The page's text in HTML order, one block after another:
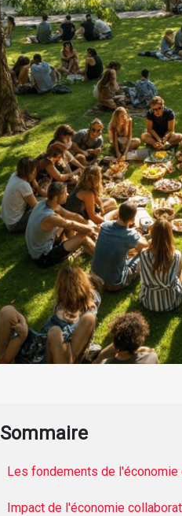
Sommaire
Les fondements de l'économie
Impact de l'économie